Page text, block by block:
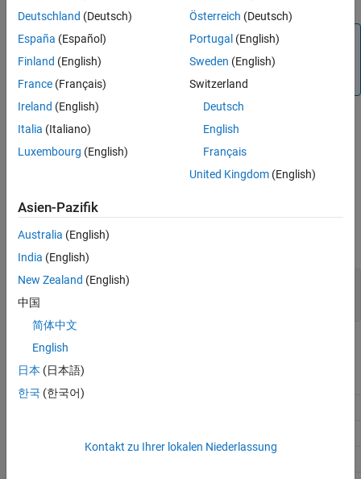
Note
This setting applies to Embedded Coder ®only and might
not affect order of operands inside Stateflow
Off
Optimizes efficiency of code for nonoptimized compilers by
reordering commutable operands to make expressions left-
Examples
expand all
Control Order of Operands in Generated Code
Recommended Settings
Deutschland (Deutsch)
España (Español)
Finland (English)
France (Français)
Ireland (English)
Italia (Italiano)
Luxembourg (English)
Österreich (Deutsch)
Portugal (English)
Sweden (English)
Switzerland
Deutsch
English
Français
United Kingdom(English)
Asien-Pazifik
Australia (English)
India (English)
New Zealand (English)
中国
简体中文
English
日本 (日本語)
한국 (한국어)
Kontakt zu Ihrer lokalen Niederlassung